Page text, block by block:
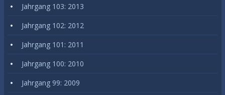
Jahrgang 103: 2013
Jahrgang 102: 2012
Jahrgang 101: 2011
Jahrgang 100: 2010
Jahrgang 99: 2009